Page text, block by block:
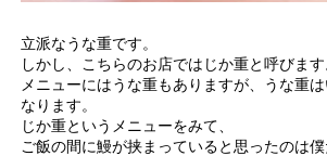
立派なうな重です。
しかし、こちらのお店ではじか重と呼びます
メニューにはうな重もありますが、うな重
なります。
じか重というメニューをみて、
ご飯の間に鰻が挟まっていると思ったのは僕